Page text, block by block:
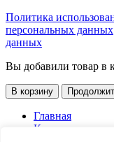
Политика
персональных данных
данных
Вы добавили товар в
В корзину
Главная
Каталог